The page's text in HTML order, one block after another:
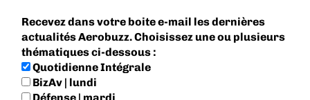
Recevez dans votre boite e-mail les dernières
actualités Aerobuzz. Choisissez une ou plusieurs
thématiques ci-dessous :
Quotidienne Intégrale
BizAv | lundi
Défense | mardi